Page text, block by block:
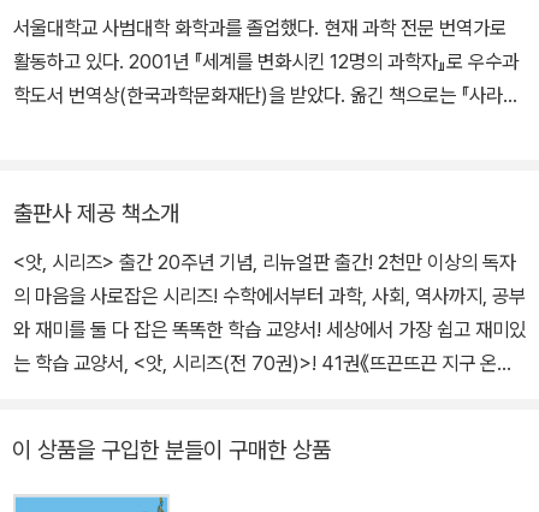
서울대학교 사범대학 화학과를 졸업했다. 현재 과학 전문 번역가로
활동하고 있다. 2001년 『세계를 변화시킨 12명의 과학자』로 우수과
학도서 번역상(한국과학문화재단)을 받았다. 옮긴 책으로는 『사라진
출판사 제공 책소개
<앗, 시리즈> 출간 20주년 기념, 리뉴얼판 출간! 2천만 이상의 독자
의 마음을 사로잡은 시리즈! 수학에서부터 과학, 사회, 역사까지, 공부
와 재미를 둘 다 잡은 똑똑한 학습 교양서! 세상에서 가장 쉽고 재미있
는 학습 교양서, <앗, 시리즈(전 70권)>! 41권《뜨끈뜨끈 지구 온난
《물리가 물렁물렁》《화학이 화끈화끈》의 3권의 책으로 출발한 이 시
리즈는 통통 튀는 제목과 참신한 내용으로 독자들 사이에서 자발적으
이 상품을 구입한 분들이 구매한 상품